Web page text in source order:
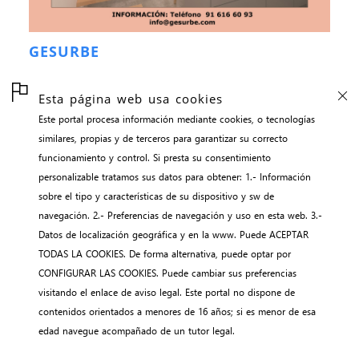
Esta página web usa cookies
Este portal procesa información mediante cookies, o tecnologías
similares, propias y de terceros para garantizar su correcto
funcionamiento y control. Si presta su consentimiento
personalizable tratamos sus datos para obtener: 1.- Información
sobre el tipo y características de su dispositivo y sw de
navegación. 2.- Preferencias de navegación y uso en esta web. 3.-
Datos de localización geográfica y en la www. Puede ACEPTAR
TODAS LA COOKIES. De forma alternativa, puede optar por
CONFIGURAR LAS COOKIES. Puede cambiar sus preferencias
visitando el enlace de aviso legal. Este portal no dispone de
contenidos orientados a menores de 16 años; si es menor de esa
edad navegue acompañado de un tutor legal.
GESURBE
contacto
aviso legal
gestión de cookies
webNEWS || adalidmyo